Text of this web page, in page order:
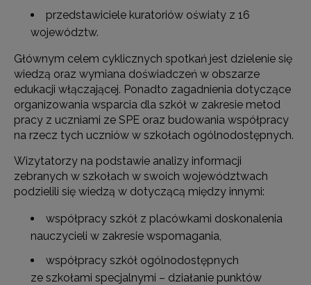
przedstawiciele kuratoriów oświaty z 16
województw.
Głównym celem cyklicznych spotkań jest dzielenie się
wiedzą oraz wymiana doświadczeń w obszarze
edukacji włączającej. Ponadto zagadnienia dotyczące
organizowania wsparcia dla szkół w zakresie metod
pracy z uczniami ze SPE oraz budowania współpracy
na rzecz tych uczniów w szkołach ogólnodostępnych.
Wizytatorzy na podstawie analizy informacji
zebranych w szkołach w swoich województwach
podzielili się wiedzą w dotyczącą między innymi:
współpracy szkół z placówkami doskonalenia
nauczycieli w zakresie wspomagania,
współpracy szkół ogólnodostępnych
ze szkołami specjalnymi – działanie punktów